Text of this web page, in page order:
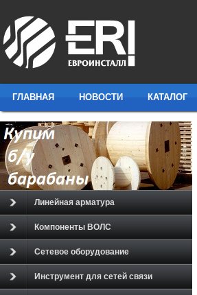
ГЛАВНАЯ НОВОСТИ КАТАЛОГ
Линейная арматура
Компоненты ВОЛС
Сетевое оборудование
Инструмент для сетей связи